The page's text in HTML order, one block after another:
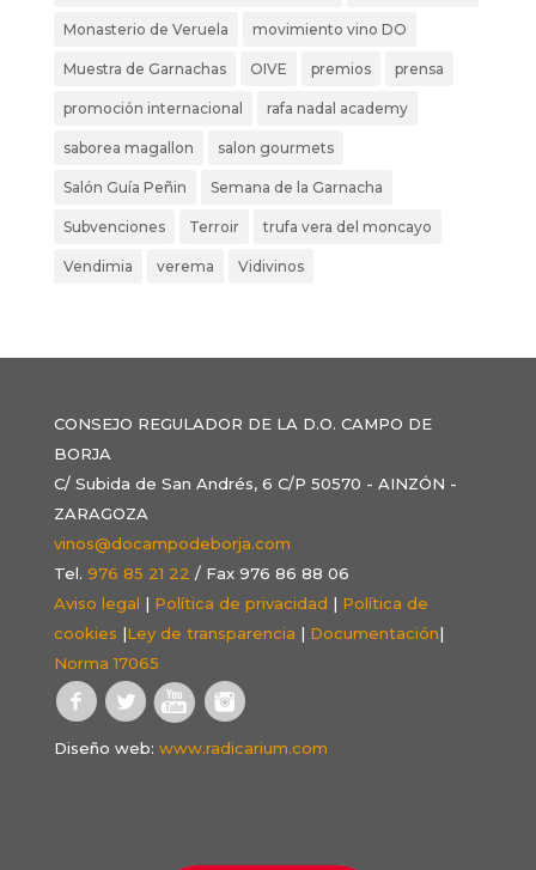
Monasterio de Veruela movimiento vino DO
Muestra de Garnachas OIVE premios prensa
promoción internacional rafa nadal academy
saborea magallon salon gourmets
Salón Guía Peñin Semana de la Garnacha
Subvenciones Terroir trufa vera del moncayo
Vendimia verema Vidivinos
CONSEJO REGULADOR DE LA D.O. CAMPO DE
BORJA
C/ Subida de San Andrés, 6 C/P 50570 - AINZÓN -
ZARAGOZA
vinos@docampodeborja.com
Tel. 976 85 21 22 / Fax 976 86 88 06
Aviso legal | Política de privacidad | Política de
cookies |Ley de transparencia | Documentación|
Norma 17065
Diseño web: www.radicarium.com